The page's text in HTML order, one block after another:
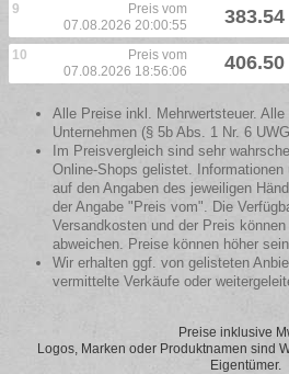
9
Preis vom
07.08.2026 20:00:55
383.54
10
Preis vom
07.08.2026 18:56:06
406.50
Alle Preise inkl. Mehrwertsteuer.
Unternehmen (§ 5b Abs. 1 Nr. 6
Im Preisvergleich sind sehr
Online-Shops gelistet. Informationen
auf den Angaben des jeweiligen
der Angabe "Preis vom". Die
Versandkosten und der Preis
abweichen. Preise können höher
Wir erhalten ggf. von gelisteten
vermittelte Verkäufe oder
Preise inklusive
Logos, Marken oder Produktnamen sind
Eigentümer.